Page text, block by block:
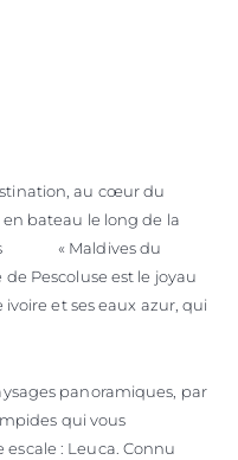
au cœur du
bateau le long de la
« Maldives du
Pescoluse est le joyau
et ses eaux azur, qui
panoramiques, par
qui vous
: Leuca. Connu